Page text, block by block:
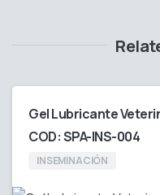
Gel Lubricante
COD: SPA-INS-004
INSEMINACIÓN